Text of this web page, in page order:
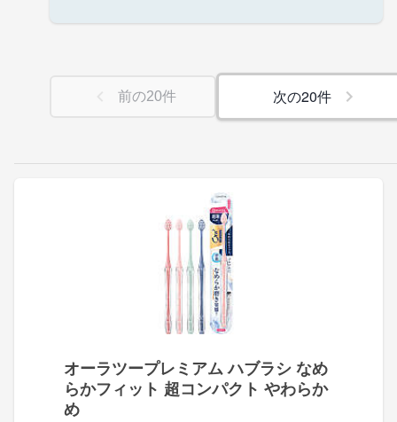
オーラツープレミアム ハブラシ なめ
らかフィット 超コンパクト やわらか
め
前の20件 次の20件